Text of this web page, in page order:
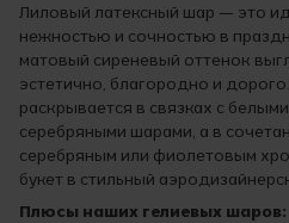
Лиловый латексный шар — это
нежностью и сочностью в
матовый сиреневый оттенок
эстетично, благородно и
раскрывается в связках с
серебряными шарами, а в
серебряным или фиолетовым
букет в стильный
Плюсы наших гелиевых шаров: